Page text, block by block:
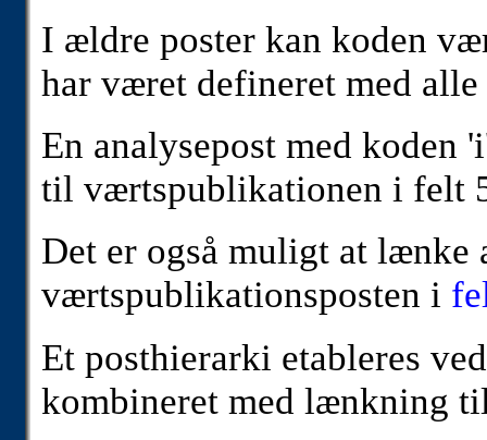
I ældre poster kan koden
har været defineret med
En analysepost med koden
til værtspublikationen i felt
Det er også muligt at lænke
værtspublikationsposten i
Et posthierarki etableres
kombineret med lænkning